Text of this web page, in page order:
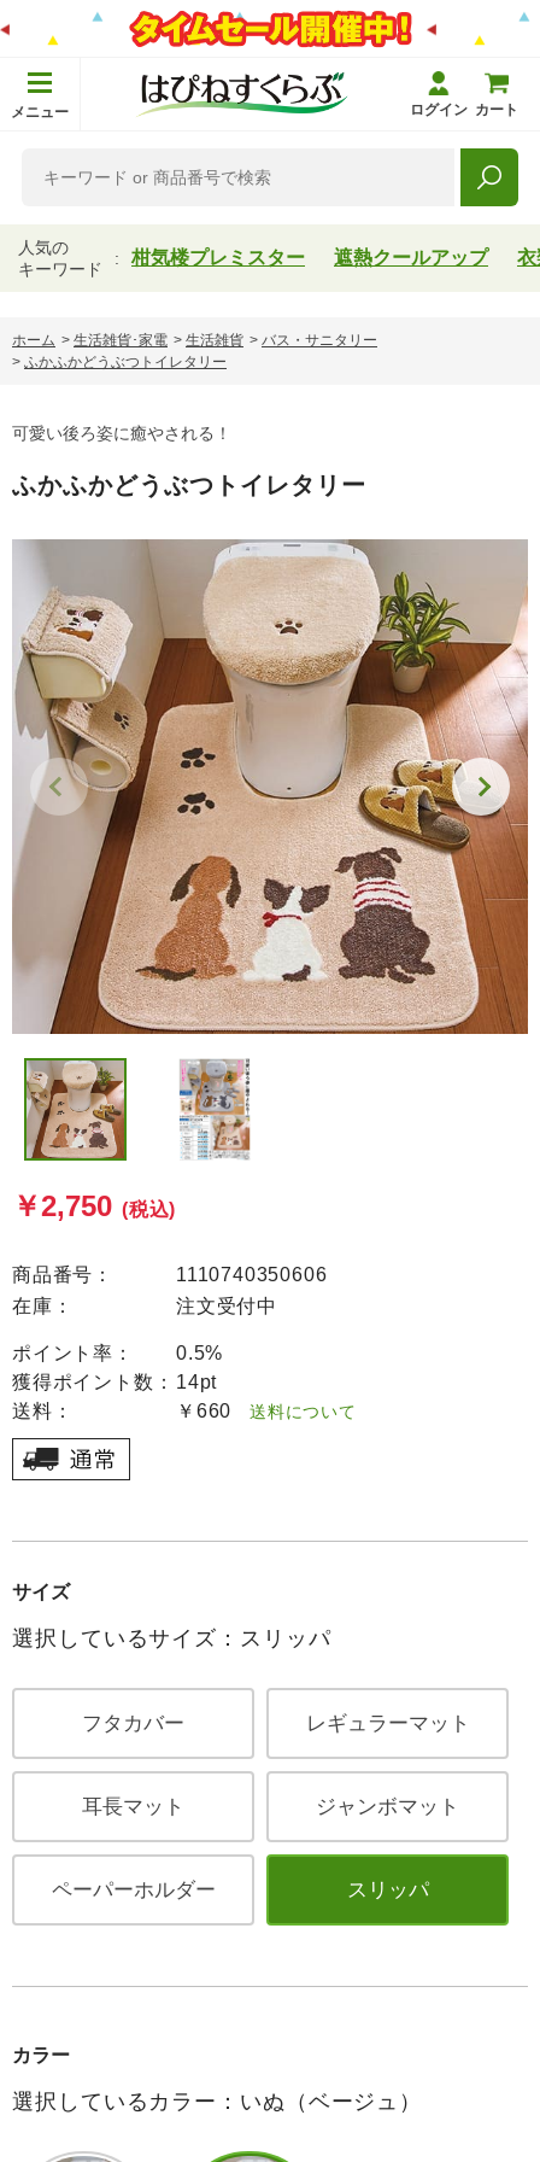
メニュー ログイン カート
人気の
キーワード
柑気楼プレミスター 遮熱クールアップ 衣
ホーム > 生活雑貨･家電 > 生活雑貨 > バス・サニタリー
> ふかふかどうぶつトイレタリー
可愛い後ろ姿に癒やされる！
ふかふかどうぶつトイレタリー
￥2,750 (税込)
商品番号：
1110740350606
在庫：
注文受付中
ポイント率：
0.5%
獲得ポイント数： 14pt
送料：
￥660 送料について
サイズ
選択しているサイズ：スリッパ
フタカバー レギュラーマット
耳長マット ジャンボマット
ペーパーホルダー スリッパ
カラー
選択しているカラー：いぬ（ベージュ）